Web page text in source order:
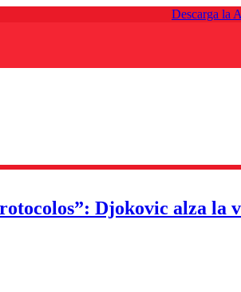
Descarga la
Djokovic alza la